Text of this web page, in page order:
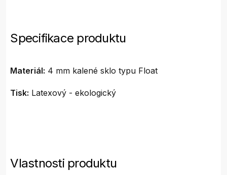
Specifikace produktu
Materiál: 4 mm kalené sklo typu Float
Tisk: Latexový - ekologický
Vlastnosti produktu